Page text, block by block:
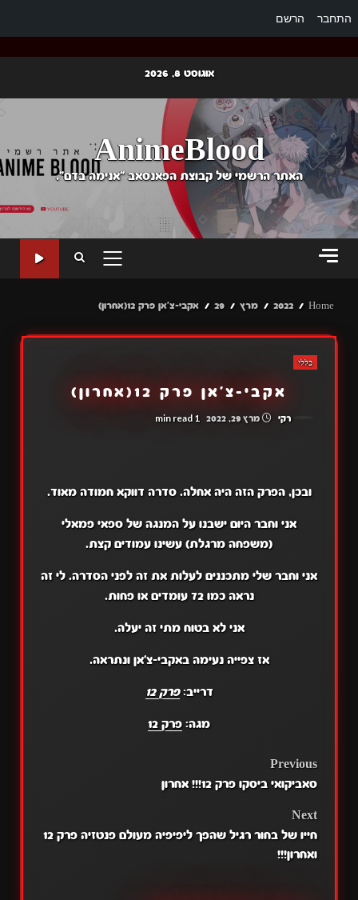
התחבר הרשם
content
אוגוסט 8, 2026
AnimeBlood
האתר הרשמי של קבוצת הפאנסאב "אנימה בדם".
PRIMARY
Home
2022 מרץ 29 אקבי-צ'אן פרק 12(אחרון)
כללי
אקבי-צ'אן פרק 12(אחרון)
רקי מרץ 29, 2022 1 min read
ובכן, הפרק הזה היה אחלה. סדרה דווקא חמודה מאוד.
אני וחבר היום ישבנו על המנגה של ספאי פמאלי
(משפחה מרגלת) עשינו עמודים קצת.
אני וחבר שלי מתכננים לעלות את זה לפני הסדרה. לי זה
נראה כמו 72 עומדים או פחות.
אני לא בטוח מתי זה יעלה.
אז צפייה נעימה באקבי-צ'אן ונתראה.
דרייב:פרק 12
מגה: פרק 12
POST
Previous
סאביקואי ביסקו פרק 12!!! אחרון
Next
חייו של בחור רגיל שהפך ליפיפיה מעולם פנטזיה פרק 12
ואחרון!!!